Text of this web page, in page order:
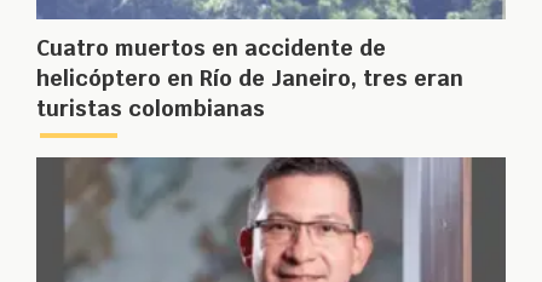
Cuatro muertos en accidente de
helicóptero en Río de Janeiro, tres eran
turistas colombianas